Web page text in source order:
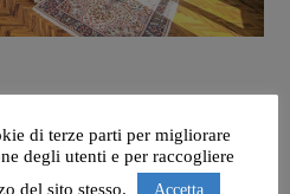
di terze parti per migliorare
degli utenti e per raccogliere
del sito stesso.
Accetta